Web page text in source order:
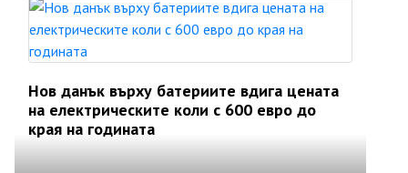
Нов данък върху батериите вдига цената
на електрическите коли с 600 евро до
края на годината